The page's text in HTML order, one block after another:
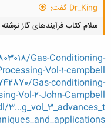
Dr_King گفت:
سلام کتاب فرآیندهای گاز نوشته Campbellمیخواستم برای دانلود باتشکر
Gas-Conditioning-
Vol-1-campbell
Gas-conditioning-
Vol-2-John-Campbell